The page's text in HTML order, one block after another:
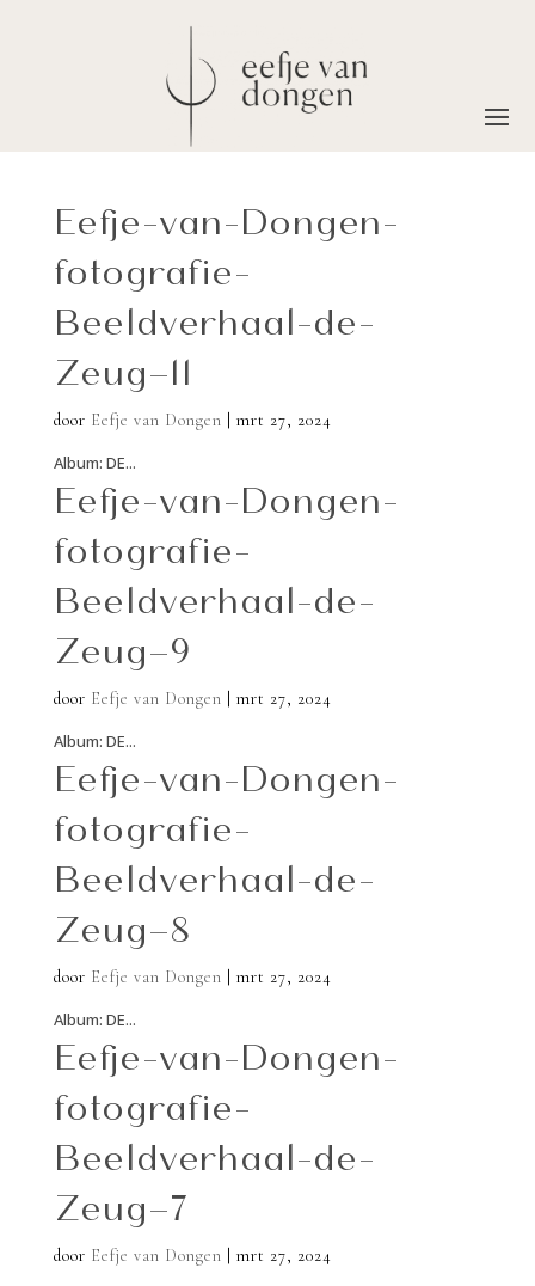
Eefje-van-Dongen-
fotografie-
Beeldverhaal-de-
Zeug–11
door Eefje van Dongen mrt 27, 2024
Album: DE...
Eefje-van-Dongen-
fotografie-
Beeldverhaal-de-
Zeug–9
door Eefje van Dongen mrt 27, 2024
Album: DE...
Eefje-van-Dongen-
fotografie-
Beeldverhaal-de-
Zeug–8
door Eefje van Dongen mrt 27, 2024
Album: DE...
Eefje-van-Dongen-
fotografie-
Beeldverhaal-de-
Zeug–7
door Eefje van Dongen mrt 27, 2024